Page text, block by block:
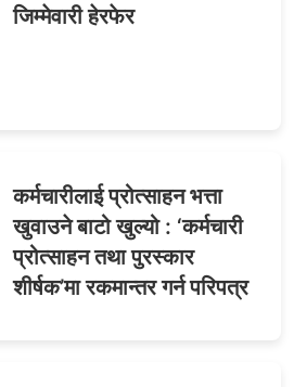
जिम्मेवारी,
अत्याचार :
गम्भीर
जिम्मेवारी हेरफेर
कर्मचारीलाई प्रोत्साहन भत्ता
खुवाउने बाटो खुल्यो : ‘कर्मचारी
प्रोत्साहन तथा पुरस्कार
शीर्षक’मा रकमान्तर गर्न परिपत्र